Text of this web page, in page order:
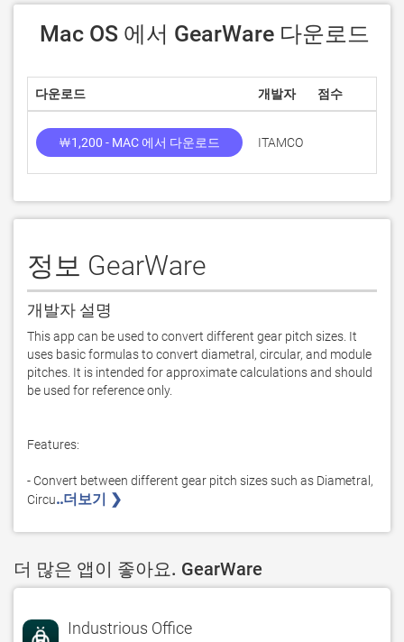
Mac OS 에서 GearWare 다운로드
다운로드 개발자 점수
￦1,200 - MAC 에서 다운로드 ITAMCO
정보 GearWare
개발자 설명
This app can be used to convert different gear pitch sizes. It
uses basic formulas to convert diametral, circular, and module
pitches. It is intended for approximate calculations and should
be used for reference only.
Features:
- Convert between different gear pitch sizes such as Diametral,
Circu..더보기 ❯
더 많은 앱이 좋아요. GearWare
Industrious Office